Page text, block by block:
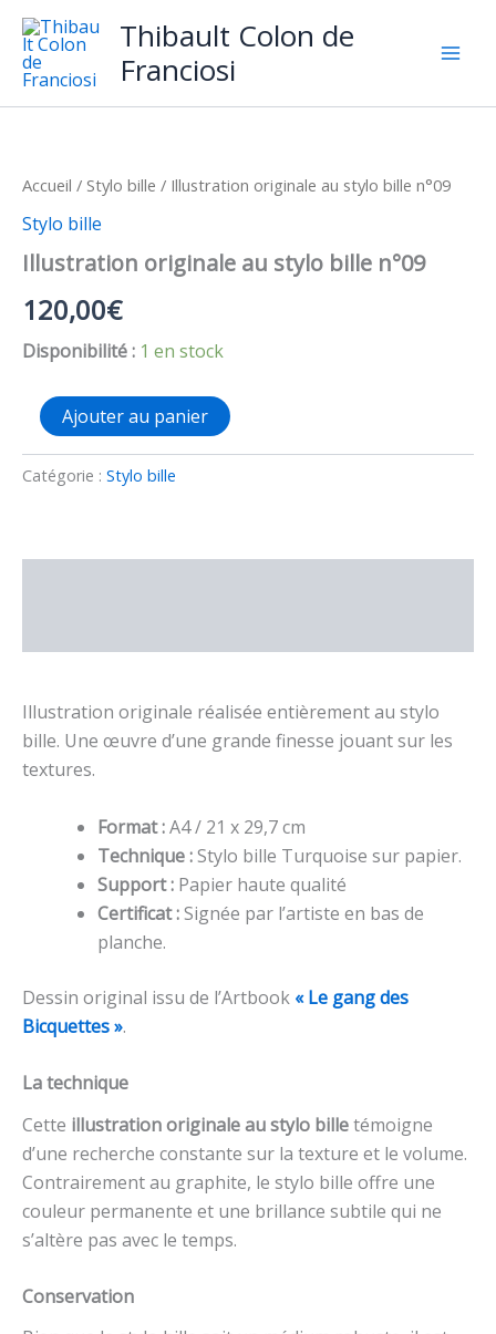
Aller
contenu
Thibault Colon de
Franciosi
Accueil / Stylo bille / Illustration originale au stylo bille n°09
Stylo bille
Illustration originale au stylo bille n°09
120,00€
Disponibilité : 1 en stock
quantité
Illustration
originale
n°09
Ajouter au panier
Catégorie : Stylo bille
Illustration originale réalisée entièrement au stylo
bille. Une œuvre d’une grande finesse jouant sur les
textures.
Format :A4 / 21 x 29,7 cm
Technique :Stylo bille Turquoise sur papier.
Support : Papier haute qualité
Certificat :Signée par l’artiste en bas de
planche.
Dessin original issu de l’Artbook « Le gang des
Bicquettes ».
La technique
Cette illustration originale au stylo billetémoigne
d’une recherche constante sur la texture et le volume.
Contrairement au graphite, le stylo bille offre une
couleur permanente et une brillance subtile qui ne
s’altère pas avec le temps.
Conservation